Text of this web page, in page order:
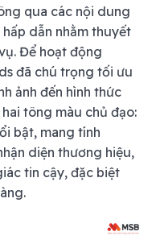
qua các nội dung
dẫn nhằm thuyết
Để hoạt động
đã chú trọng tối ưu
ảnh đến hình thức
tông màu chủ đạo:
bật, mang tính
diện thương hiệu,
tin cậy, đặc biệt